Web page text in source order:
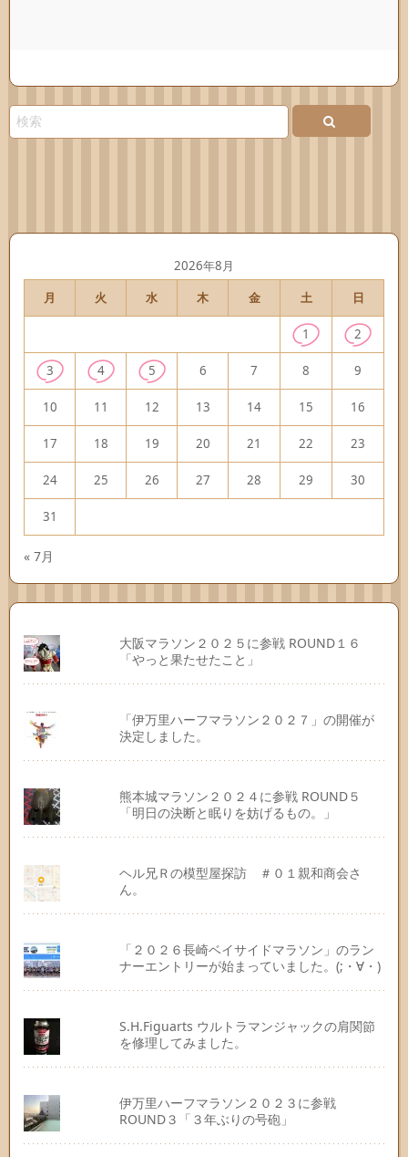
2026年8月
月
火 水 木 金 土 日
1 2
3 4 5 6 7 8 9
10 11 12 13 14 15 16
17 18 19 20 21 22 23
24 25 26 27 28 29 30
31
« 7月
大阪マラソン２０２５に参戦 ROUND１６
「やっと果たせたこと」
「伊万里ハーフマラソン２０２７」の開催が
決定しました。
熊本城マラソン２０２４に参戦 ROUND５
「明日の決断と眠りを妨げるもの。」
ヘル兄Ｒの模型屋探訪 ＃０１親和商会さ
ん。
「２０２６長崎ベイサイドマラソン」のラン
ナーエントリーが始まっていました。(;・∀・)
S.H.Figuarts ウルトラマンジャックの肩関節
を修理してみました。
伊万里ハーフマラソン２０２３に参戦
ROUND３「３年ぶりの号砲」